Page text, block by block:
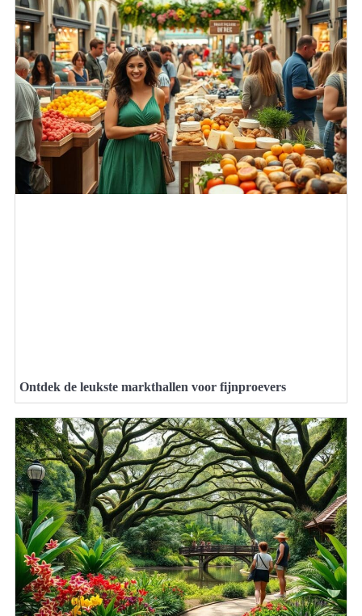
Ontdek de leukste markthallen voor fijnproevers